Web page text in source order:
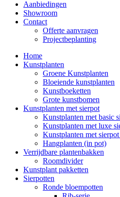
Aanbiedingen
Showroom
Contact
Offerte aanvragen
Projectbeplanting
Home
Kunstplanten
Groene Kunstplanten
Bloeiende kunstplanten
Kunstboeketten
Grote kunstbomen
Kunstplanten met sierpot
Kunstplanten met basic
Kunstplanten met luxe
Kunstplanten met
Hangplanten (in pot)
Verrijdbare plantenbakken
Roomdivider
Kunstplant pakketten
Sierpotten
Ronde bloempotten